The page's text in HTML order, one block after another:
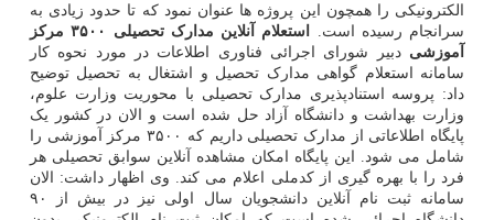
الکترونیکی را همچون این پروژه ها عنوان نمود که تا حدود زیادی به
سرانجام رسیده است.
استعلام آنلاین مدارک تحصیلی ۳۵۰۰ مرکز
آموزشیدبیر شورای اجرائی فناوری اطلاعات در مورد نحوه کار
سامانه استعلام گواهی مدارک تحصیل و اشتغال به تحصیل توضیح
داد: پروسه استنادپذیری مدارک تحصیلی با محوریت وزارت علوم،
وزارت بهداشت و دانشگاه آزاد حل شده است و الان در کشور یک
پایگاه اطلاعاتی از مدارک تحصیلی داریم که ۳۵۰۰ مرکز آموزشی را
شامل می شود. این پایگاه امکان مشاهده آنلاین سوابق تحصیلی هر
فرد را با بهره گیری از کدملی اعلام می کند. وی اظهار داشت: الان
سامانه ثبت نام آنلاین دانشجویان سال اولی نیز در بیش از ۹۰